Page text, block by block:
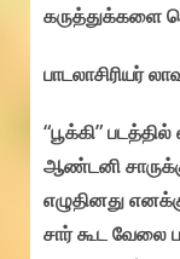
கருத்துக்களை
பாடலாசிரியர்
“பூக்கி”
ஆண்டனி
எழுதினது
சார் கூட வேலை